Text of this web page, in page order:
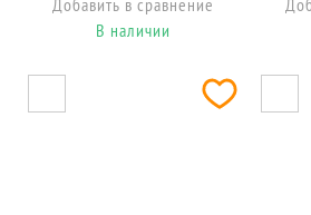
Добавить в сравнение
В наличии